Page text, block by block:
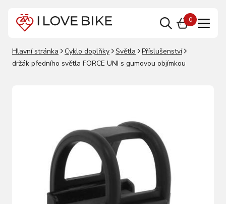
0
Hlavní stránka Cyklo doplňky Světla
Příslušenství
držák předního světla FORCE UNI s gumovou objímkou